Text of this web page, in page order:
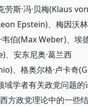
斯·冯·贝梅(Klaus von
Epstein)、梅因沃
韦伯(Max Weber)、埃
安东尼奥·葛兰西
、格奥尔格·卢卡奇
域学者有关政党问题的
方政党理论中的一些